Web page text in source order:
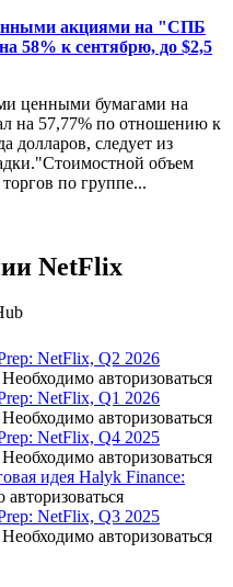
акциями на "СПБ
58% к сентябрю, до $2,5
ценными бумагами на
на 57,77% по отношению к
долларов, следует из
объем
по группе...
NetFlix
NetFlix, Q2 2026
Необходимо авторизоваться
NetFlix, Q1 2026
Необходимо авторизоваться
NetFlix, Q4 2025
Необходимо авторизоваться
идея Halyk Finance:
NetFlix, Q3 2025
Необходимо авторизоваться